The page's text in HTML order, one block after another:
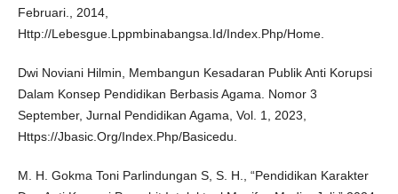
Februari., 2014,
Http://Lebesgue.Lppmbinabangsa.Id/Index.Php/Home.
Dwi Noviani Hilmin, Membangun Kesadaran Publik Anti Korupsi
Dalam Konsep Pendidikan Berbasis Agama. Nomor 3
September, Jurnal Pendidikan Agama, Vol. 1, 2023,
Https://Jbasic.Org/Index.Php/Basicedu.
M. H. Gokma Toni Parlindungan S, S. H., “Pendidikan Karakter